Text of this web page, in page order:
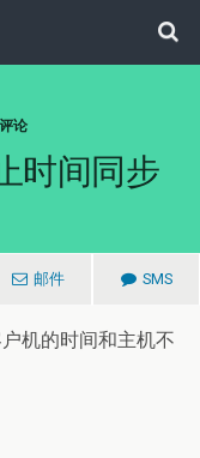
论
时间同步
邮件 SMS
机的时间和主机不